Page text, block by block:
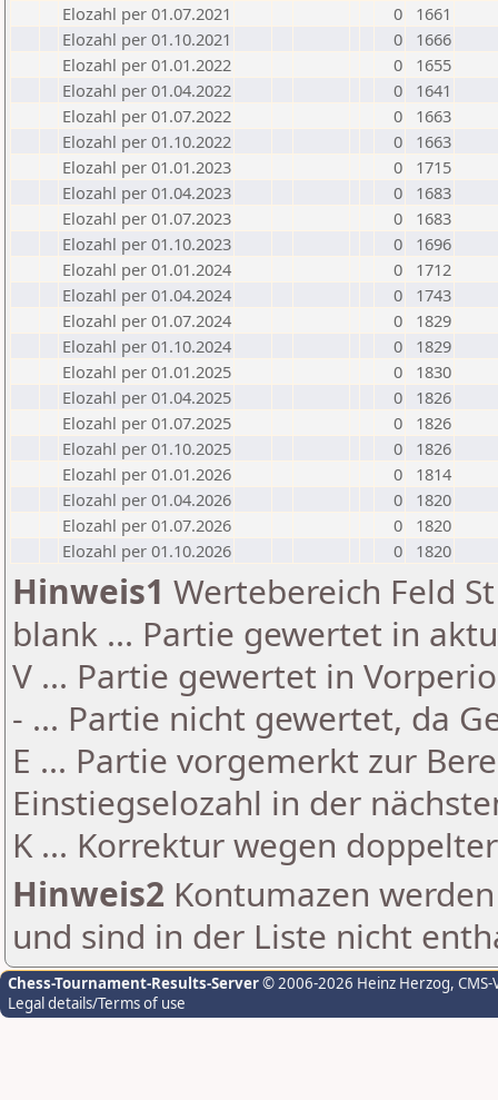
Elozahl per 01.07.2021
0
1661
Elozahl per 01.10.2021
0
1666
Elozahl per 01.01.2022
0
1655
Elozahl per 01.04.2022
0
1641
Elozahl per 01.07.2022
0
1663
Elozahl per 01.10.2022
0
1663
Elozahl per 01.01.2023
0
1715
Elozahl per 01.04.2023
0
1683
Elozahl per 01.07.2023
0
1683
Elozahl per 01.10.2023
0
1696
Elozahl per 01.01.2024
0
1712
Elozahl per 01.04.2024
0
1743
Elozahl per 01.07.2024
0
1829
Elozahl per 01.10.2024
0
1829
Elozahl per 01.01.2025
0
1830
Elozahl per 01.04.2025
0
1826
Elozahl per 01.07.2025
0
1826
Elozahl per 01.10.2025
0
1826
Elozahl per 01.01.2026
0
1814
Elozahl per 01.04.2026
0
1820
Elozahl per 01.07.2026
0
1820
Elozahl per 01.10.2026
0 1820
Hinweis1 Wertebereich Feld
blank ... Partie gewertet in
V ... Partie gewertet in
- ... Partie nicht gewertet, da
E ... Partie vorgemerkt zur
Einstiegselozahl in der
K ... Korrektur wegen
Hinweis2 Kontumazen
und sind in der Liste nicht
Chess-Tournament-Results-Server© 2006-2026 Heinz Herzog,
Legal details/Terms of use